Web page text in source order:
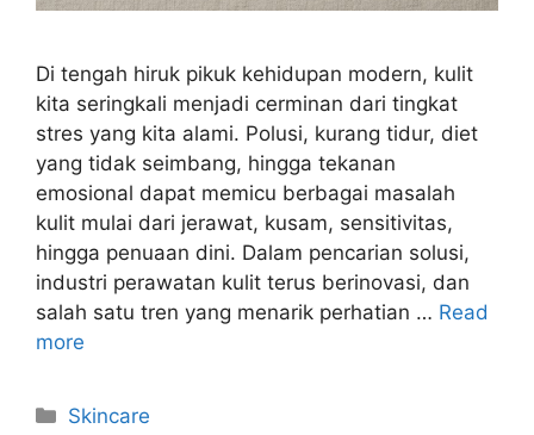
Di tengah hiruk pikuk kehidupan modern, kulit
kita seringkali menjadi cerminan dari tingkat
stres yang kita alami. Polusi, kurang tidur, diet
yang tidak seimbang, hingga tekanan
emosional dapat memicu berbagai masalah
kulit mulai dari jerawat, kusam, sensitivitas,
hingga penuaan dini. Dalam pencarian solusi,
industri perawatan kulit terus berinovasi, dan
salah satu tren yang menarik perhatian … Read
more
Kategori
Skincare